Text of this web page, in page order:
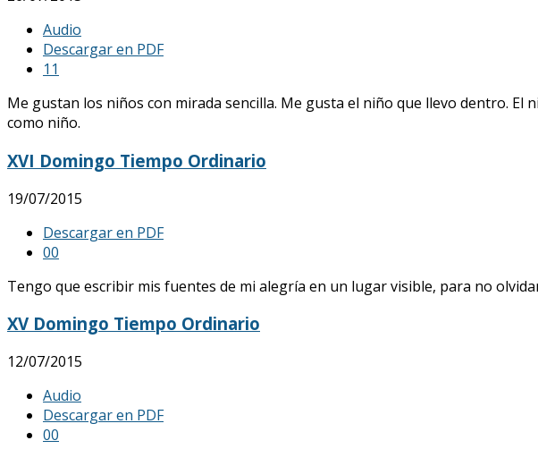
Audio
Descargar en PDF
1 1
Me gustan los niños con mirada sencilla. Me gusta el niño que llevo dentro. El
como niño.
XVI Domingo Tiempo Ordinario
19/07/2015
Descargar en PDF
00
Tengo que escribir mis fuentes de mi alegría en un lugar visible, para no
XV Domingo Tiempo Ordinario
12/07/2015
Audio
Descargar en PDF
00